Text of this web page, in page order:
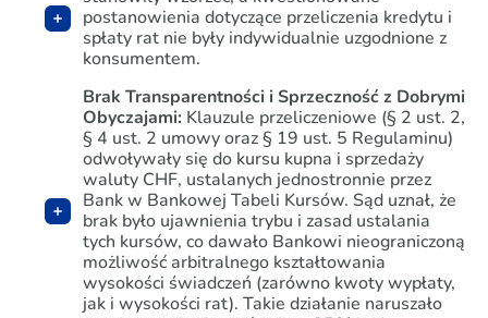
postanowienia dotyczące przeliczenia kredytu i
spłaty rat nie były indywidualnie uzgodnione z
konsumentem.
Brak Transparentności i Sprzeczność z Dobrymi
Obyczajami: Klauzule przeliczeniowe (§ 2 ust. 2,
§ 4 ust. 2 umowy oraz § 19 ust. 5 Regulaminu)
odwoływały się do kursu kupna i sprzedaży
waluty CHF, ustalanych jednostronnie przez
Bank w Bankowej Tabeli Kursów. Sąd uznał, że
brak było ujawnienia trybu i zasad ustalania
tych kursów, co dawało Bankowi nieograniczoną
możliwość arbitralnego kształtowania
wysokości świadczeń (zarówno kwoty wypłaty,
jak i wysokości rat). Takie działanie naruszało